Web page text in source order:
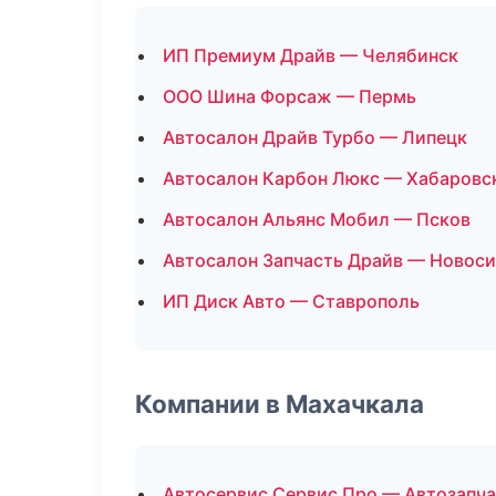
ИП Премиум Драйв — Челябинск
ООО Шина Форсаж — Пермь
Автосалон Драйв Турбо — Липецк
Автосалон Карбон Люкс —
Автосалон Альянс Мобил — Псков
Автосалон Запчасть Драйв —
ИП Диск Авто — Ставрополь
Компании в Махачкала